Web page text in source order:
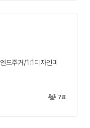
드주거/1:1디자인미
78